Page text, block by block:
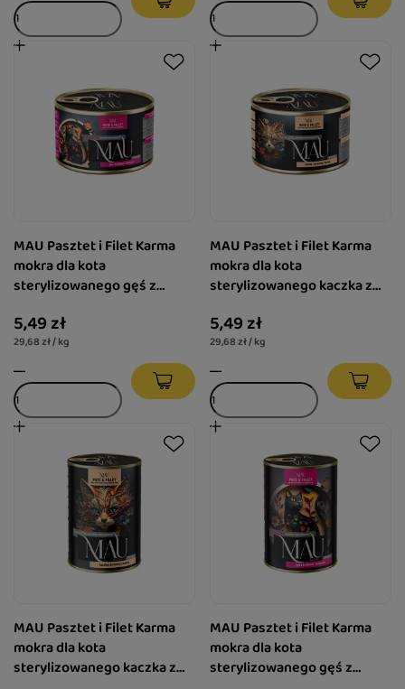
MAU Pasztet i Filet Karma
mokra dla kota
sterylizowanego gęś z
5,49 zł
29,68 zł / kg
MAU Pasztet i Filet Karma
mokra dla kota
sterylizowanego kaczka z
5,49 zł
29,68 zł / kg
MAU Pasztet i Filet Karma
mokra dla kota
sterylizowanego kaczka z
MAU Pasztet i Filet Karma
mokra dla kota
sterylizowanego gęś z